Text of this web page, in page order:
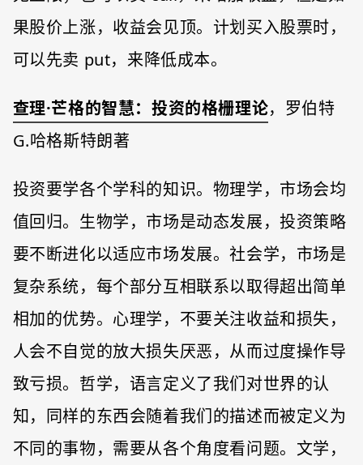
果股价上涨，收益会见顶。计划买入股票时，
可以先卖 put，来降低成本。
查理·芒格的智慧：投资的格栅理论，罗伯特
G.哈格斯特朗著
投资要学各个学科的知识。物理学，市场会均
值回归。生物学，市场是动态发展，投资策略
要不断进化以适应市场发展。社会学，市场是
复杂系统，每个部分互相联系以取得超出简单
相加的优势。心理学，不要关注收益和损失，
人会不自觉的放大损失厌恶，从而过度操作导
致亏损。哲学，语言定义了我们对世界的认
知，同样的东西会随着我们的描述而被定义为
不同的事物，需要从各个角度看问题。文学，